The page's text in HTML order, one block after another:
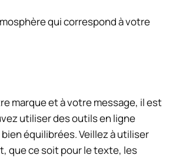
qui correspond à votre
marque et à votre message, il est
utiliser des outils en ligne
équilibrées. Veillez à utiliser
que ce soit pour le texte, les